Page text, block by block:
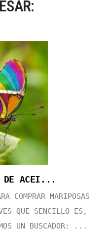
DE ACEI...
COMPRAR MARIPOSAS
QUE SENCILLO ES,
UN BUSCADOR: ...